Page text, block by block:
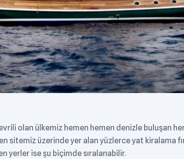
olan ülkemiz hemen hemen denizle buluşan
sitemiz üzerinde yer alan yüzlerce yat kiralama
yerler ise şu biçimde sıralanabilir.